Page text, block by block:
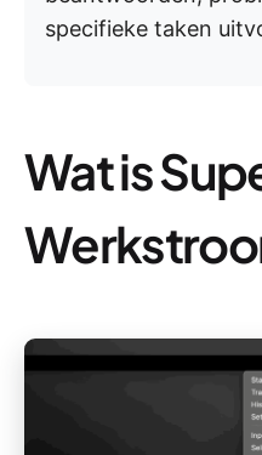
specifieke taken
Wat is